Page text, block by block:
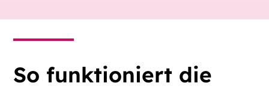
So funktioniert die